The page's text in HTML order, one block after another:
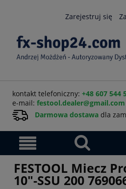
Zarejestruj się
kontakt telefoniczny: +48 607 544
e-mail: festool.dealer@gmail.com
Darmowa dostawa dla
FESTOOL Miecz
10"-SSU 200